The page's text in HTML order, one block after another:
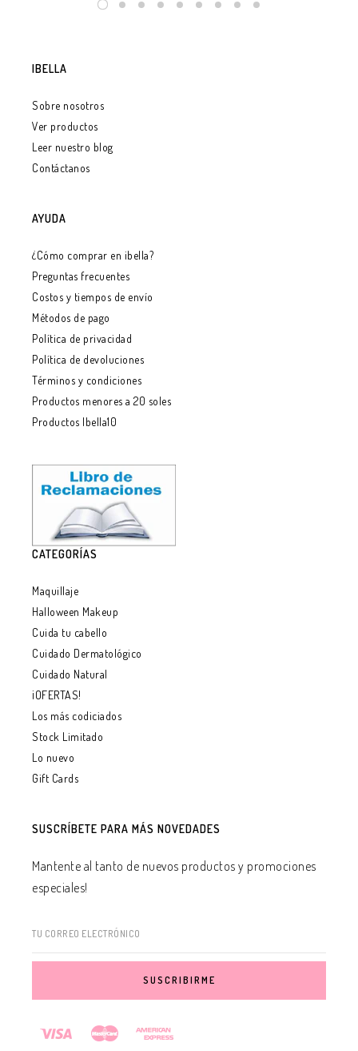
IBELLA
Sobre nosotros
Ver productos
Leer nuestro blog
Contáctanos
AYUDA
¿Cómo comprar en ibella?
Preguntas frecuentes
Costos y tiempos de envío
Métodos de pago
Política de privacidad
Política de devoluciones
Términos y condiciones
Productos menores a 20 soles
Productos Ibella10
CATEGORÍAS
Maquillaje
Halloween Makeup
Cuida tu cabello
Cuidado Dermatológico
Cuidado Natural
¡OFERTAS!
Los más codiciados
Stock Limitado
Lo nuevo
Gift Cards
SUSCRÍBETE PARA MÁS NOVEDADES
Mantente al tanto de nuevos productos y promociones
especiales!
TU CORREO ELECTRÓNICO